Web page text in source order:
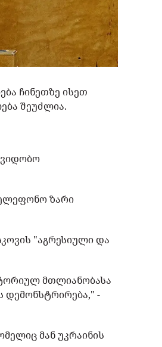
ჩინეთზე ისეთ
შეუძლია.
ზარი
"აგრესიული და
მთლიანობასა
დემონსტრირება," -
მან უკრაინის